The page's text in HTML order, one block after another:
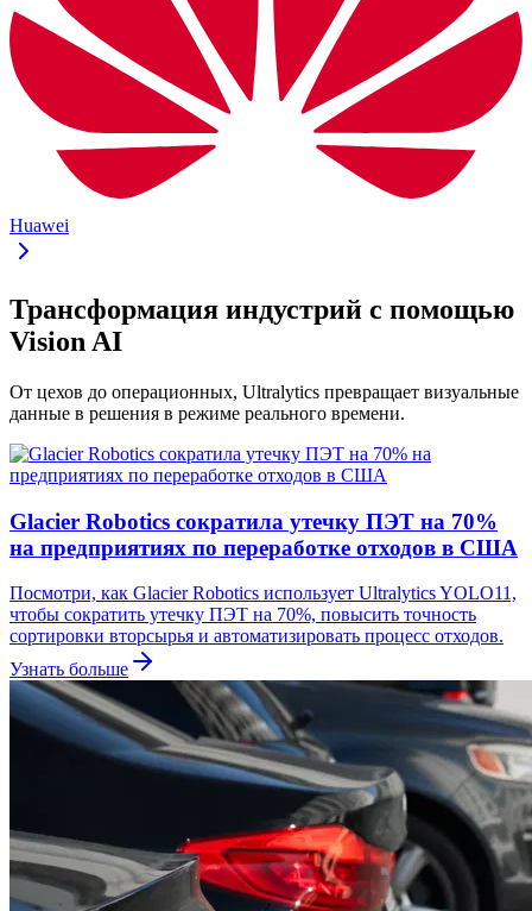
Huawei
Трансформация индустрий с помощью
Vision AI
От цехов до операционных, Ultralytics превращает визуальные
данные в решения в режиме реального времени.
Glacier Robotics сократила утечку ПЭТ на 70%
на предприятиях по переработке отходов в США
Посмотри, как Glacier Robotics использует Ultralytics YOLO11,
чтобы сократить утечку ПЭТ на 70%, повысить точность
сортировки вторсырья и автоматизировать процесс отходов.
Узнать больше